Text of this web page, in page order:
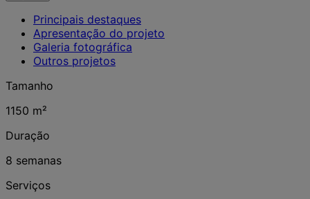
Principais destaques
Apresentação do projeto
Galeria fotográfica
Outros projetos
Tamanho
1150 m²
Duração
8 semanas
Serviços